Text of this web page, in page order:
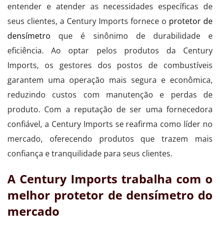
entender e atender as necessidades específicas de
seus clientes, a Century Imports fornece o protetor de
densímetro que é sinônimo de durabilidade e
eficiência. Ao optar pelos produtos da Century
Imports, os gestores dos postos de combustíveis
garantem uma operação mais segura e econômica,
reduzindo custos com manutenção e perdas de
produto. Com a reputação de ser uma fornecedora
confiável, a Century Imports se reafirma como líder no
mercado, oferecendo produtos que trazem mais
confiança e tranquilidade para seus clientes.
A Century Imports trabalha com o
melhor protetor de densímetro do
mercado